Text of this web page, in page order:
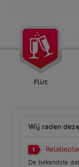
Flirt
Wij raden
1
De bekendste